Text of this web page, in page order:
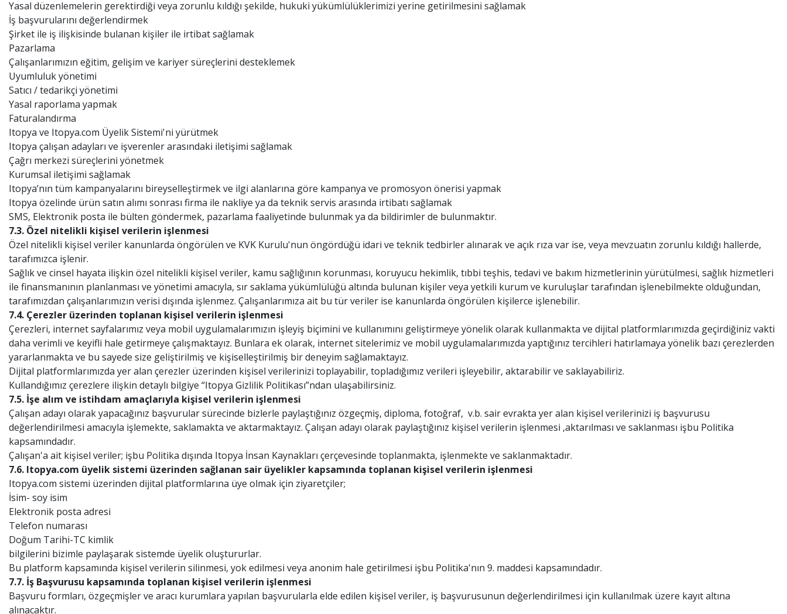
Yasal düzenlemelerin gerektirdiği veya zorunlu kıldığı şekilde, hukuki yükümlülüklerimizi yerine getirilmesini sağlamak
İş başvurularını değerlendirmek
Şirket ile iş ilişkisinde bulanan kişiler ile irtibat sağlamak
Pazarlama
Çalışanlarımızın eğitim, gelişim ve kariyer süreçlerini desteklemek
Uyumluluk yönetimi
Satıcı / tedarikçi yönetimi
Yasal raporlama yapmak
Faturalandırma
Itopya ve Itopya.com Üyelik Sistemi'ni yürütmek
Itopya çalışan adayları ve işverenler arasındaki iletişimi sağlamak
Çağrı merkezi süreçlerini yönetmek
Kurumsal iletişimi sağlamak
Itopya’nın tüm kampanyalarını bireyselleştirmek ve ilgi alanlarına göre kampanya ve promosyon önerisi yapmak
Itopya özelinde ürün satın alımı sonrası firma ile nakliye ya da teknik servis arasında irtibatı sağlamak
SMS, Elektronik posta ile bülten göndermek, pazarlama faaliyetinde bulunmak ya da bildirimler de bulunmaktır.
7.3. Özel nitelikli kişisel verilerin işlenmesi
Özel nitelikli kişisel veriler kanunlarda öngörülen ve KVK Kurulu'nun öngördüğü idari ve teknik tedbirler alınarak ve açık rıza var ise, veya mevzuatın zorunlu kıldığı hallerde,
tarafımızca işlenir.
Sağlık ve cinsel hayata ilişkin özel nitelikli kişisel veriler, kamu sağlığının korunması, koruyucu hekimlik, tıbbi teşhis, tedavi ve bakım hizmetlerinin yürütülmesi, sağlık hizmetleri
ile finansmanının planlanması ve yönetimi amacıyla, sır saklama yükümlülüğü altında bulunan kişiler veya yetkili kurum ve kuruluşlar tarafından işlenebilmekte olduğundan,
tarafımızdan çalışanlarımızın verisi dışında işlenmez. Çalışanlarımıza ait bu tür veriler ise kanunlarda öngörülen kişilerce işlenebilir.
7.4. Çerezler üzerinden toplanan kişisel verilerin işlenmesi
Çerezleri, internet sayfalarımız veya mobil uygulamalarımızın işleyiş biçimini ve kullanımını geliştirmeye yönelik olarak kullanmakta ve dijital platformlarımızda geçirdiğiniz vakti
daha verimli ve keyifli hale getirmeye çalışmaktayız. Bunlara ek olarak, internet sitelerimiz ve mobil uygulamalarımızda yaptığınız tercihleri hatırlamaya yönelik bazı çerezlerden
yararlanmakta ve bu sayede size geliştirilmiş ve kişiselleştirilmiş bir deneyim sağlamaktayız.
Dijital platformlarımızda yer alan çerezler üzerinden kişisel verilerinizi toplayabilir, topladığımız verileri işleyebilir, aktarabilir ve saklayabiliriz.
Kullandığımız çerezlere ilişkin detaylı bilgiye “Itopya Gizlilik Politikası”ndan ulaşabilirsiniz.
7.5. İşe alım ve istihdam amaçlarıyla kişisel verilerin işlenmesi
Çalışan adayı olarak yapacağınız başvurular sürecinde bizlerle paylaştığınız özgeçmiş, diploma, fotoğraf, v.b. sair evrakta yer alan kişisel verilerinizi iş başvurusu
değerlendirilmesi amacıyla işlemekte, saklamakta ve aktarmaktayız. Çalışan adayı olarak paylaştığınız kişisel verilerin işlenmesi ,aktarılması ve saklanması işbu Politika
kapsamındadır.
Çalışan'a ait kişisel veriler; işbu Politika dışında Itopya İnsan Kaynakları çerçevesinde toplanmakta, işlenmekte ve saklanmaktadır.
7.6. Itopya.com üyelik sistemi üzerinden sağlanan sair üyelikler kapsamında toplanan kişisel verilerin işlenmesi
Itopya.com sistemi üzerinden dijital platformlarına üye olmak için ziyaretçiler;
İsim- soy isim
Elektronik posta adresi
Telefon numarası
Doğum Tarihi-TC kimlik
bilgilerini bizimle paylaşarak sistemde üyelik oluştururlar.
Bu platform kapsamında kişisel verilerin silinmesi, yok edilmesi veya anonim hale getirilmesi işbu Politika'nın 9. maddesi kapsamındadır.
7.7. İş Başvurusu kapsamında toplanan kişisel verilerin işlenmesi
Başvuru formları, özgeçmişler ve aracı kurumlara yapılan başvurularla elde edilen kişisel veriler, iş başvurusunun değerlendirilmesi için kullanılmak üzere kayıt altına
alınacaktır.